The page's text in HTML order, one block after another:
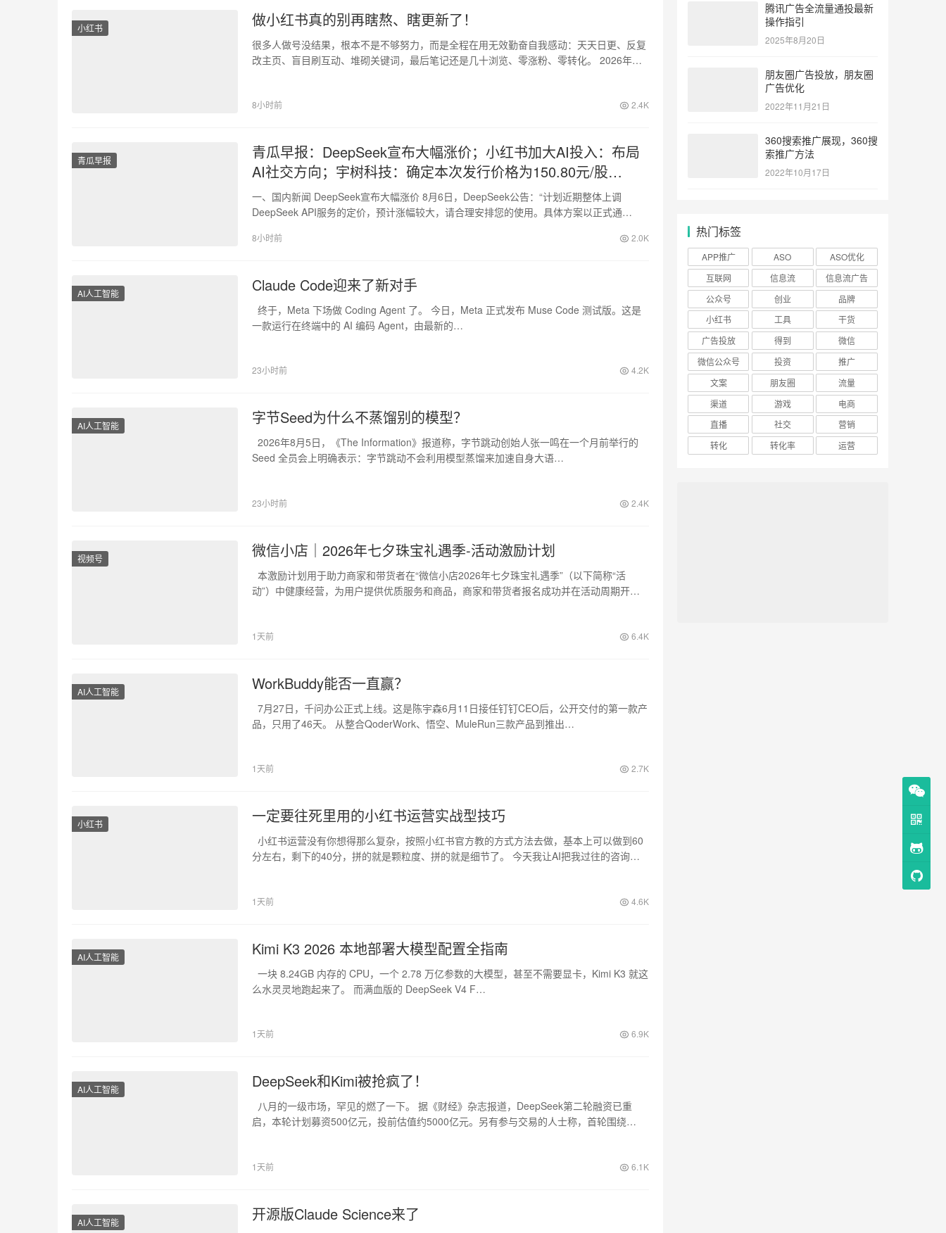
小红书 做小红书真的别再瞎熬、瞎更新了！
很多人做号没结果，根本不是不够努力，而是全程在用无效勤奋自我感动：天天日更、反复
改主页、盲目刷互动、堆砌关键词，最后笔记还是几十浏览、零涨粉、零转化。 2026年小
8小时前 2.4K
青瓜早报
青瓜早报：DeepSeek宣布大幅涨价；小红书加大AI投入：布局
AI社交方向；宇树科技：确定本次发行价格为150.80元/股…
一、国内新闻 DeepSeek宣布大幅涨价 8月6日，DeepSeek公告：“计划近期整体上调
DeepSeek API服务的定价，预计涨幅较大，请合理安排您的使用。具体方案以正式通…
8小时前 2.0K
AI人工智能 Claude Code迎来了新对手
终于，Meta 下场做 Coding Agent 了。 今日，Meta 正式发布 Muse Code 测试版。这是
一款运行在终端中的 AI 编码 Agent，由最新的…
23小时前 4.2K
AI人工智能 字节Seed为什么不蒸馏别的模型？
2026年8月5日，《The Information》报道称，字节跳动创始人张一鸣在一个月前举行的
Seed 全员会上明确表示：字节跳动不会利用模型蒸馏来加速自身大语…
23小时前 2.4K
视频号 微信小店｜2026年七夕珠宝礼遇季-活动激励计划
本激励计划用于助力商家和带货者在“微信小店2026年七夕珠宝礼遇季”（以下简称“活
动”）中健康经营，为用户提供优质服务和商品，商家和带货者报名成功并在活动周期开
1天前 6.4K
AI人工智能 WorkBuddy能否一直赢？
7月27日，千问办公正式上线。这是陈宇森6月11日接任钉钉CEO后，公开交付的第一款产
品，只用了46天。 从整合QoderWork、悟空、MuleRun三款产品到推出…
1天前 2.7K
小红书 一定要往死里用的小红书运营实战型技巧
小红书运营没有你想得那么复杂，按照小红书官方教的方式方法去做，基本上可以做到60
分左右，剩下的40分，拼的就是颗粒度、拼的就是细节了。 今天我让AI把我过往的咨询录
1天前 4.6K
AI人工智能 Kimi K3 2026 本地部署大模型配置全指南
一块 8.24GB 内存的 CPU，一个 2.78 万亿参数的大模型，甚至不需要显卡，Kimi K3 就这
么水灵灵地跑起来了。 而满血版的 DeepSeek V4 F…
1天前 6.9K
AI人工智能 DeepSeek和Kimi被抢疯了！
八月的一级市场，罕见的燃了一下。 据《财经》杂志报道，DeepSeek第二轮融资已重
启，本轮计划募资500亿元，投前估值约5000亿元。另有参与交易的人士称，首轮围绕…
1天前 6.1K
AI人工智能 开源版Claude Science来了
腾讯广告全流量通投最新
操作指引
2025年8月20日
朋友圈广告投放，朋友圈
广告优化
2022年11月21日
360搜索推广展现，360搜
索推广方法
2022年10月17日
热门标签
APP推广 ASO
ASO优化
互联网
信息流
信息流广告
公众号
创业
品牌
小红书
工具
干货
广告投放
得到
微信
微信公众号
投资
推广
文案
朋友圈
流量
渠道
游戏
电商
直播
社交
营销
转化
转化率 运营